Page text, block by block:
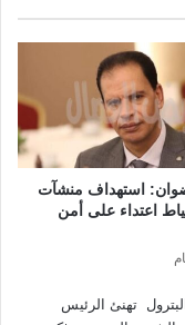
استهداف منشآت
اعتداء على أمن